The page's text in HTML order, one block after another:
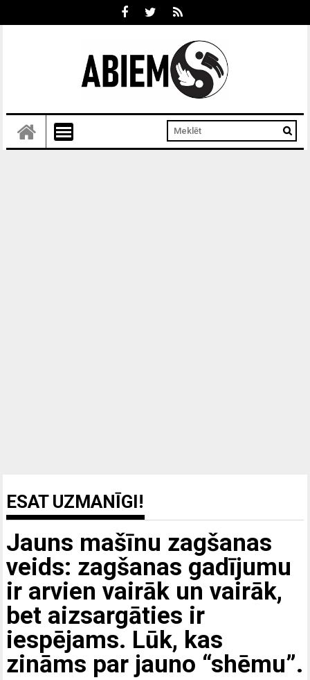
ESAT UZMANĪGI!
Jauns mašīnu zagšanas
veids: zagšanas gadījumu
ir arvien vairāk un vairāk,
bet aizsargāties ir
iespējams. Lūk, kas
zināms par jauno “shēmu”.